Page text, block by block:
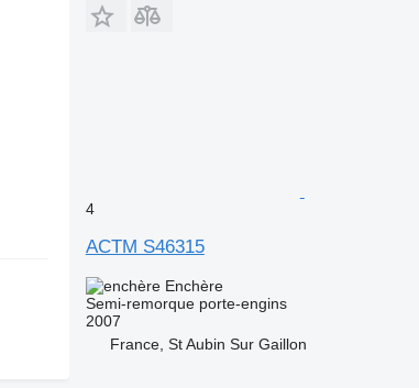
4
ACTM S46315
Enchère
Semi-remorque porte-engins
2007
France, St Aubin Sur Gaillon